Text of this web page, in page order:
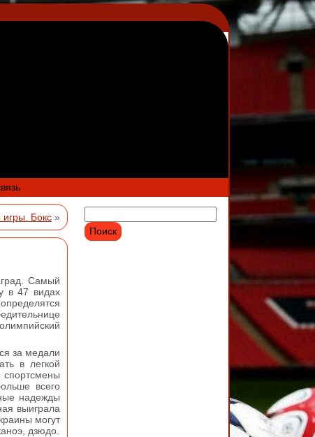
Бокс »
Самый
в 47 видах
за медали
в легкой
всего
надежды
выиграла
могут
дзюдо.